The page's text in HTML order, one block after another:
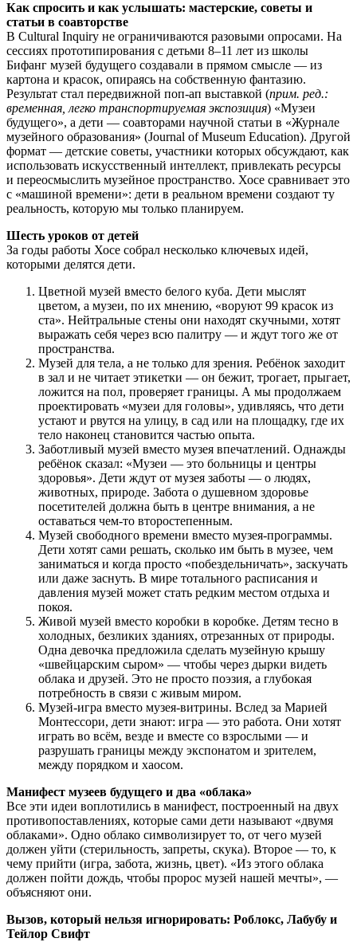
Как спросить и как услышать: мастерские, советы и
статьи в соавторстве
В Cultural Inquiry не ограничиваются разовыми опросами. На
сессиях прототипирования с детьми 8–11 лет из школы
Бифанг музей будущего создавали в прямом смысле — из
картона и красок, опираясь на собственную фантазию.
Результат стал передвижной поп-ап выставкой (прим. ред.:
временная, легко транспортируемая экспозиция) «Музеи
будущего», а дети — соавторами научной статьи в «Журнале
музейного образования» (Journal of Museum Education). Другой
формат — детские советы, участники которых обсуждают, как
использовать искусственный интеллект, привлекать ресурсы
и переосмыслить музейное пространство. Хосе сравнивает это
с «машиной времени»: дети в реальном времени создают ту
реальность, которую мы только планируем.
Шесть уроков от детей
За годы работы Хосе собрал несколько ключевых идей,
которыми делятся дети.
Цветной музей вместо белого куба. Дети мыслят
цветом, а музеи, по их мнению, «воруют 99 красок из
ста». Нейтральные стены они находят скучными, хотят
выражать себя через всю палитру — и ждут того же от
пространства.
Музей для тела, а не только для зрения. Ребёнок заходит
в зал и не читает этикетки — он бежит, трогает, прыгает,
ложится на пол, проверяет границы. А мы продолжаем
проектировать «музеи для головы», удивляясь, что дети
устают и рвутся на улицу, в сад или на площадку, где их
тело наконец становится частью опыта.
Заботливый музей вместо музея впечатлений. Однажды
ребёнок сказал: «Музеи — это больницы и центры
здоровья». Дети ждут от музея заботы — о людях,
животных, природе. Забота о душевном здоровье
посетителей должна быть в центре внимания, а не
оставаться чем-то второстепенным.
Музей свободного времени вместо музея-программы.
Дети хотят сами решать, сколько им быть в музее, чем
заниматься и когда просто «побездельничать», заскучать
или даже заснуть. В мире тотального расписания и
давления музей может стать редким местом отдыха и
покоя.
Живой музей вместо коробки в коробке. Детям тесно в
холодных, безликих зданиях, отрезанных от природы.
Одна девочка предложила сделать музейную крышу
«швейцарским сыром» — чтобы через дырки видеть
облака и друзей. Это не просто поэзия, а глубокая
потребность в связи с живым миром.
Музей-игра вместо музея-витрины. Вслед за Марией
Монтессори, дети знают: игра — это работа. Они хотят
играть во всём, везде и вместе со взрослыми — и
разрушать границы между экспонатом и зрителем,
между порядком и хаосом.
Манифест музеев будущего и два «облака»
Все эти идеи воплотились в манифест, построенный на двух
противопоставлениях, которые сами дети называют «двумя
облаками». Одно облако символизирует то, от чего музей
должен уйти (стерильность, запреты, скука). Второе — то, к
чему прийти (игра, забота, жизнь, цвет). «Из этого облака
должен пойти дождь, чтобы пророс музей нашей мечты», —
объясняют они.
Вызов, который нельзя игнорировать: Роблокс, Лабубу и
Тейлор Свифт